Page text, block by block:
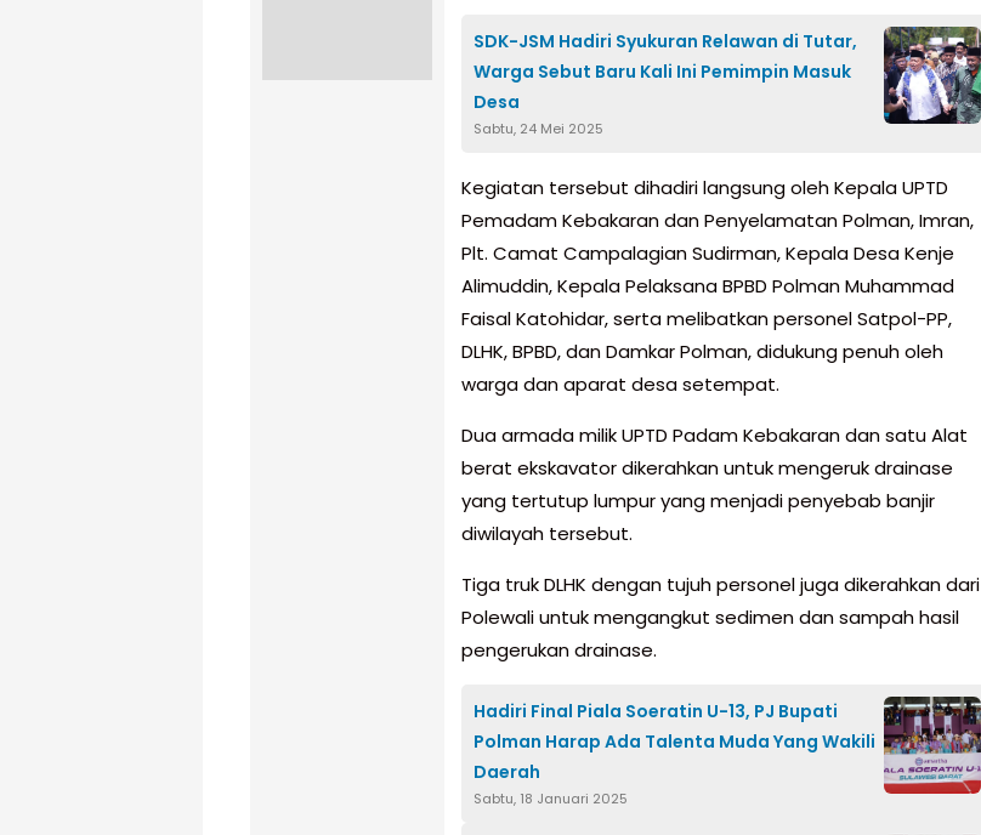
SDK-JSM Hadiri Syukuran Relawan di Tutar,
Warga Sebut Baru Kali Ini Pemimpin Masuk
Desa
Sabtu, 24 Mei 2025
Kegiatan tersebut dihadiri langsung oleh Kepala UPTD
Pemadam Kebakaran dan Penyelamatan Polman, Imran,
Plt. Camat Campalagian Sudirman, Kepala Desa Kenje
Alimuddin, Kepala Pelaksana BPBD Polman Muhammad
Faisal Katohidar, serta melibatkan personel Satpol-PP,
DLHK, BPBD, dan Damkar Polman, didukung penuh oleh
warga dan aparat desa setempat.
Dua armada milik UPTD Padam Kebakaran dan satu Alat
berat ekskavator dikerahkan untuk mengeruk drainase
yang tertutup lumpur yang menjadi penyebab banjir
diwilayah tersebut.
Tiga truk DLHK dengan tujuh personel juga dikerahkan dari
Polewali untuk mengangkut sedimen dan sampah hasil
pengerukan drainase.
Hadiri Final Piala Soeratin U-13, PJ Bupati
Polman Harap Ada Talenta Muda Yang Wakili
Daerah
Sabtu, 18 Januari 2025